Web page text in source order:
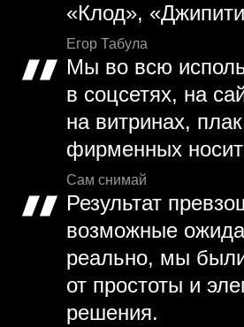
«Клод»,
Егор Табула
Мы во всю
в соцсетях, на
на витринах,
фирменных
Сам снимай
Результат
возможные
реально, мы
от простоты и
решения.